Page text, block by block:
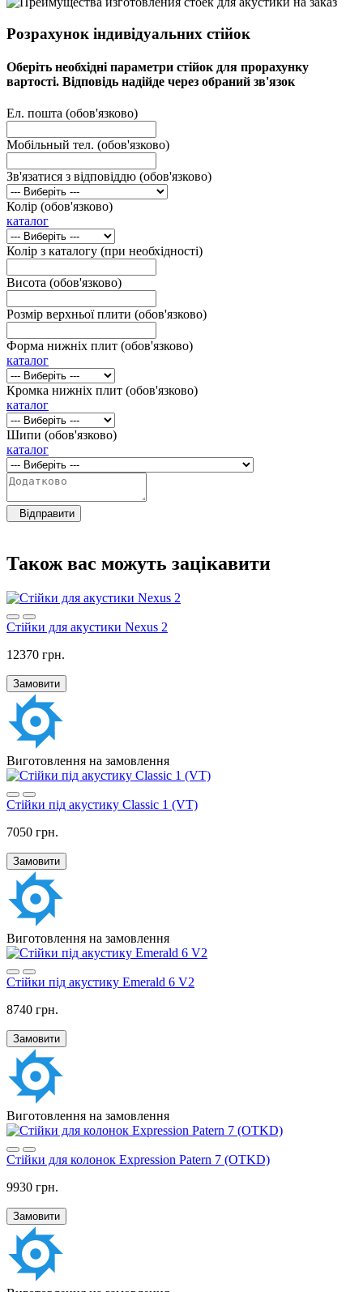
Розрахунок індивідуальних стійок
Оберіть необхідні параметри стійок для прорахунку
вартості. Відповідь надійде через обраний зв'язок
Ел. пошта (обов'язково)
Мобільный тел. (обов'язково)
Зв'язатися з відповіддю (обов'язково)
Колір (обов'язково)
каталог
Колір з каталогу (при необхідності)
Висота (обов'язково)
Розмір верхньої плити (обов'язково)
Форма нижніх плит (обов'язково)
каталог
Кромка нижніх плит (обов'язково)
каталог
Шипи (обов'язково)
каталог
Відправити
Також вас можуть зацікавити
Стійки для акустики Nexus 2
12370 грн.
Замовити
Виготовлення на замовлення
Стійки під акустику Classic 1 (VT)
7050 грн.
Замовити
Виготовлення на замовлення
Стійки під акустику Emerald 6 V2
8740 грн.
Замовити
Виготовлення на замовлення
Стійки для колонок Expression Patern 7 (OTKD)
9930 грн.
Замовити